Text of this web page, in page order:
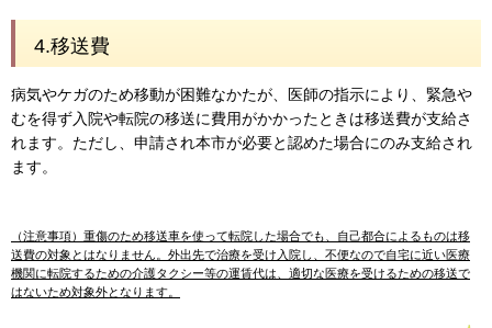
4.移送費
病気やケガのため移動が困難なかたが、医師の指示により、緊急や
むを得ず入院や転院の移送に費用がかかったときは移送費が支給さ
れます。ただし、申請され本市が必要と認めた場合にのみ支給され
ます。
（注意事項）重傷のため移送車を使って転院した場合でも、自己都合によるものは移
送費の対象とはなりません。外出先で治療を受け入院し、不便なので自宅に近い医療
機関に転院するための介護タクシー等の運賃代は、適切な医療を受けるための移送で
はないため対象外となります。